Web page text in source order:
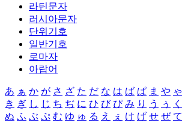
라틴문자
러시아문자
단위기호
일반기호
로마자
아랍어
あ ぁ か が さ ざ た だ な は ば ぱ ま や ゃ
き ぎ し じ ち ぢ に ひ び ぴ み り う ぅ く
ぬ ふ ぶ ぷ む ゆ ゅ る え ぇ け げ せ ぜ て